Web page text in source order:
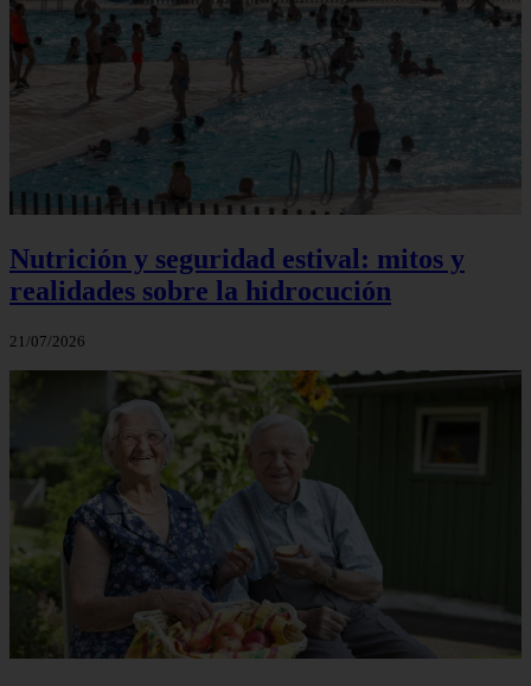
Nutrición y seguridad estival: mitos y
realidades sobre la hidrocución
21/07/2026